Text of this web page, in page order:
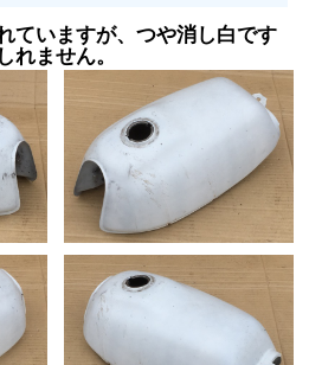
ていますが、つや消し白です
れません。